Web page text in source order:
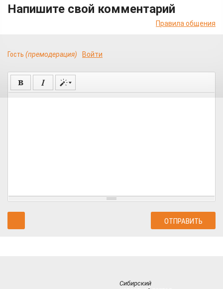
Напишите свой комментарий
Правила общения
Гость (премодерация) Войти
Сибирский